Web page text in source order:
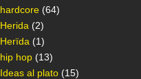
hardcore (64)
Herida (2)
Herïda (1)
hip hop (13)
Ideas al plato (15)